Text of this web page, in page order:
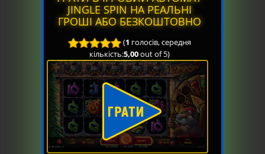
JINGLE SPIN НА РЕАЛЬНІ
ГРОШІ АБО БЕЗКОШТОВНО
(1 голосів, середня
кількість:5,00out of 5)